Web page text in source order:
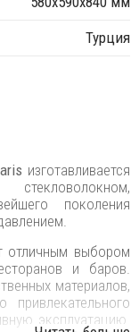
Турция
изготавливается
поколения
отличным выбором
и баров.
материалов,
эксплуатацию.